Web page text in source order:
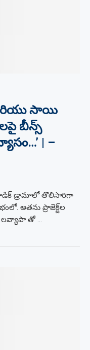
సాయి
బీన్స్
| –
డ్రామాలో తొలిసారిగా
అతను ప్రాజెక్ట్‌ల
లవ్యాపా తో …